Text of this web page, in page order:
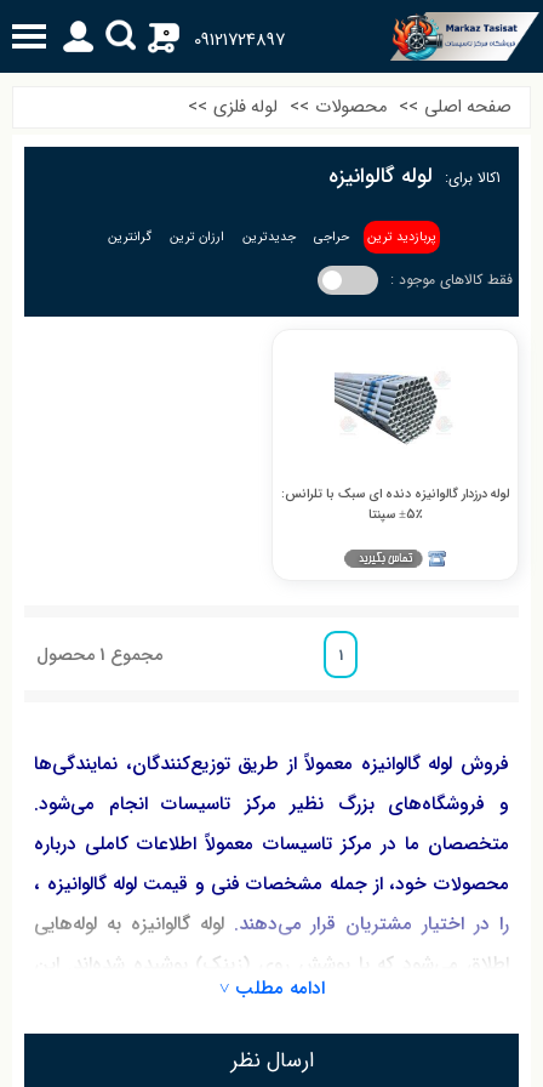
09121724897
0
صفحه اصلی >> محصولات >> لوله فلزی >>
1کالا برای: لوله گالوانیزه
پربازدید ترین حراجی جدیدترین ارزان ترین گرانترین
فقط کالاهای موجود :
لوله درزدار گالوانیزه دنده ای سبک با تلرانس:
٪5± سپنتا
1 مجموع 1 محصول
فروش لوله گالوانیزه معمولاً از طریق توزیع‌کنندگان، نمایندگی‌ها
و فروشگاه‌های بزرگ نظیر مرکز تاسیسات انجام می‌شود.
متخصصان ما در مرکز تاسیسات معمولاً اطلاعات کاملی درباره
محصولات خود، از جمله مشخصات فنی و قیمت‌ لوله گالوانیزه ،
را در اختیار مشتریان قرار می‌دهند. لوله‌ گالوانیزه به لوله‌هایی
اطلاق می‌شود که با پوشش روی (زینک) پوشیده شده‌اند. این
پوشش به منظور جلوگیری از زنگ‌زدگی و خوردگی در
محیط‌های مرطوب و آسیب‌پذیر به کار می‌رود. استفاده از لوله‌
ادامه مطلب ˅
ارسال نظر